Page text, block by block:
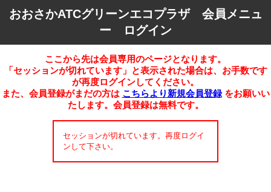
おおさかATCグリーンエコプラザ 会員メニュ
ー ログイン
ここから先は会員専用のページとなります。
「セッションが切れています」と表示された場合は、お手数です
が再度ログインしてください。
また、会員登録がまだの方は こちらより新規会員登録をお願いい
たします。会員登録は無料です。
セッションが切れています。再度ログイ
ンして下さい。